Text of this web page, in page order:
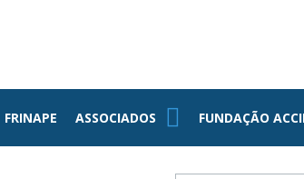
FRINAPE ASSOCIADOS FUNDAÇÃO